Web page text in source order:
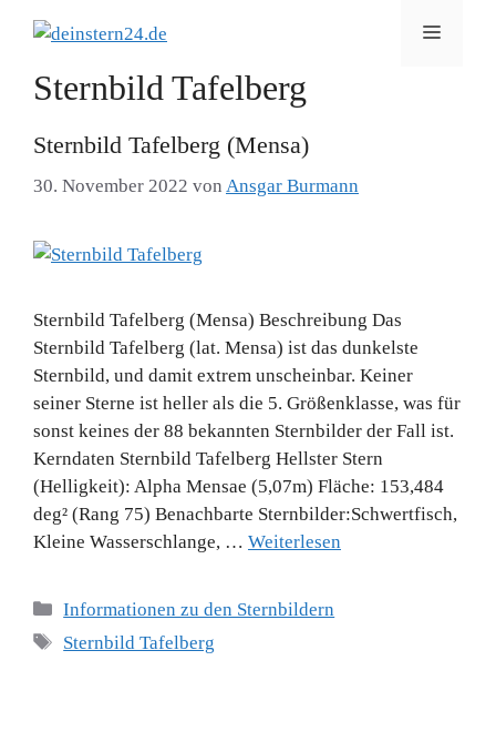
Inhalt
Menü
Sternbild Tafelberg
Sternbild Tafelberg (Mensa)
30. November 2022 von Ansgar Burmann
Sternbild Tafelberg (Mensa) Beschreibung Das
Sternbild Tafelberg (lat. Mensa) ist das dunkelste
Sternbild, und damit extrem unscheinbar. Keiner
seiner Sterne ist heller als die 5. Größenklasse, was für
sonst keines der 88 bekannten Sternbilder der Fall ist.
Kerndaten Sternbild Tafelberg Hellster Stern
(Helligkeit): Alpha Mensae (5,07m) Fläche: 153,484
deg² (Rang 75) Benachbarte Sternbilder:Schwertfisch,
Kleine Wasserschlange, … Weiterlesen
Kategorien
Informationen zu den Sternbildern
Schlagwörter
Sternbild Tafelberg